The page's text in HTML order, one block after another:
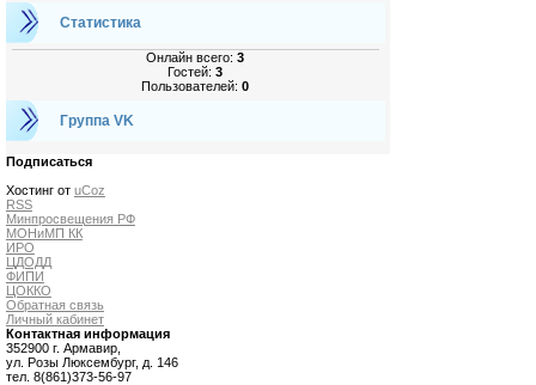
Статистика
Онлайн всего:3
Гостей:3
Пользователей:0
Группа VK
Подписаться
Хостинг от uCoz
RSS
Минпросвещения РФ
МОНиМП КК
ИРО
ЦДОДД
ФИПИ
ЦОККО
Обратная связь
Личный кабинет
Контактная информация
352900 г. Армавир,
ул. Розы Люксембург, д. 146
тел. 8(861)373-56-97